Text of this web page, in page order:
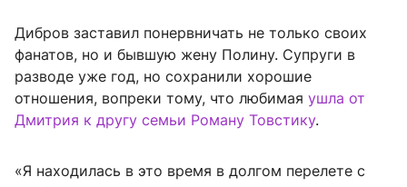
Дибров заставил понервничать не только своих
фанатов, но и бывшую жену Полину. Супруги в
разводе уже год, но сохранили хорошие
отношения, вопреки тому, что любимая ушла от
Дмитрия к другу семьи Роману Товстику.
«Я находилась в это время в долгом перелете с